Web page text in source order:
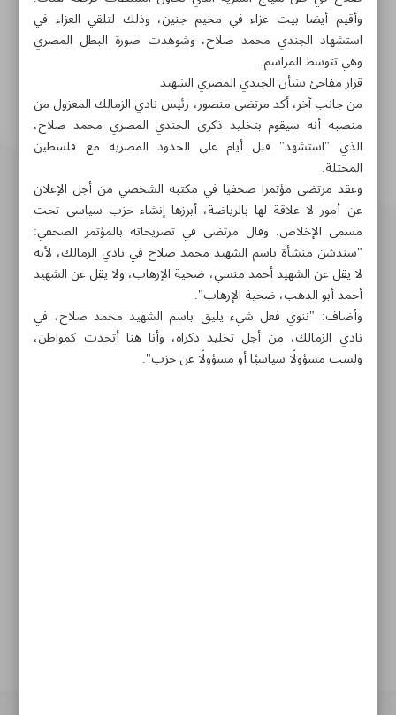
طهران-شارع سهروردي-شارع خرمشهر-مؤسسة ايران الثقافية
وأقيم أيضا بيت عزاء في مخيم جنين، وذلك لتلقي العزاء في
استشهاد الجندي محمد صلاح، وشوهدت صورة البطل المصري
وهي تتوسط المراسم.
قرار مفاجئ بشأن الجندي المصري الشهيد
من جانب آخر، أكد مرتضى منصور، رئيس نادي الزمالك المعزول من
منصبه أنه سيقوم بتخليد ذكرى الجندي المصري محمد صلاح،
الذي "استشهد" قبل أيام على الحدود المصرية مع فلسطين
المحتلة.
وعقد مرتضى مؤتمرا صحفيا في مكتبه الشخصي من أجل الإعلان
عن أمور لا علاقة لها بالرياضة، أبرزها إنشاء حزب سياسي تحت
مسمى الإخلاص. وقال مرتضى في تصريحاته بالمؤتمر الصحفي:
"سندشن منشأة باسم الشهيد محمد صلاح في نادي الزمالك، لأنه
لا يقل عن الشهيد أحمد منسي، ضحية الإرهاب، ولا يقل عن الشهيد
أحمد أبو الدهب، ضحية الإرهاب".
وأضاف: "ننوي فعل شيء يليق باسم الشهيد محمد صلاح، في
نادي الزمالك، من أجل تخليد ذكراه، وأنا هنا أتحدث كمواطن،
ولست مسؤولًا سياسيًا أو مسؤولًا عن حزب".